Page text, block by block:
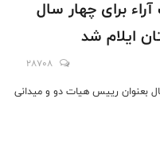
برای چهار سال
ایلام شد
28708
بعنوان رییس هیات دو و میدانی